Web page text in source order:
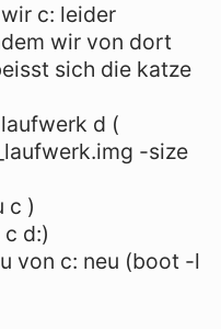
c: leider
wir von dort
sich die katze
d (
-size
c )
d:)
von c: neu (boot -l